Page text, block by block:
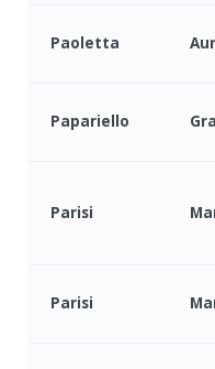
Paoletta
Papariello
Parisi
Parisi